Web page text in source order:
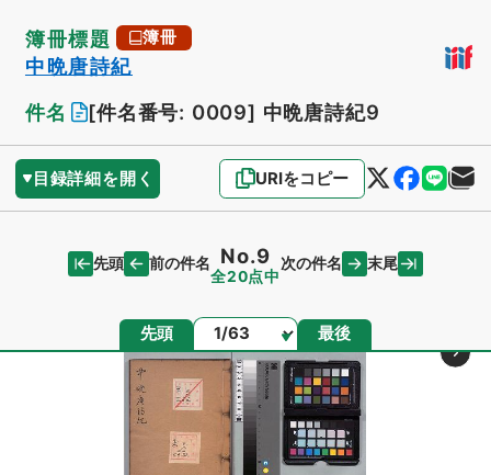
簿冊標題 簿冊
中晩唐詩紀
件名
[件名番号: 0009] 中晩唐詩紀9
目録詳細を開く URIをコピー
先頭 前の件名 No.9
全20点中
次の件名 末尾
先頭 ページ 最後